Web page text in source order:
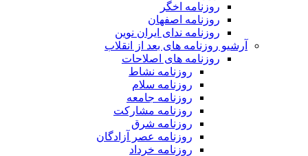
روزنامه اخگر
روزنامه اصفهان
روزنامه ندای ایران نوین
آرشیو روزنامه های بعد از انقلاب
روزنامه های اصلاحات
روزنامه نشاط
روزنامه سلام
روزنامه جامعه
روزنامه مشارکت
روزنامه شرق
روزنامه عصر آزادگان
روزنامه خرداد